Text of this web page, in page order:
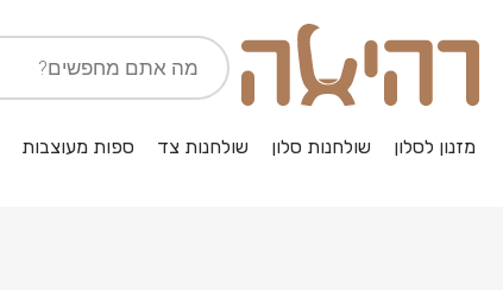
מזנון לסלון שולחנות סלון שולחנות צד ספות מעוצבות